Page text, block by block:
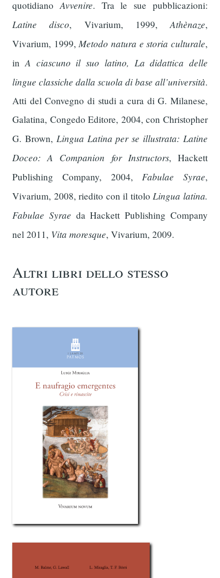
quotidiano Avvenire. Tra le sue pubblicazioni:
Latine disco, Vivarium, 1999, Athènaze,
Vivarium, 1999, Metodo natura e storia culturale,
in A ciascuno il suo latino, La didattica delle
lingue classiche dalla scuola di base all’università.
Atti del Convegno di studi a cura di G. Milanese,
Galatina, Congedo Editore, 2004, con Christopher
G. Brown, Lingua Latina per se illustrata: Latine
Doceo: A Companion for Instructors, Hackett
Publishing Company, 2004, Fabulae Syrae,
Vivarium, 2008, riedito con il titolo Lingua latina.
Fabulae Syrae da Hackett Publishing Company
nel 2011, Vita moresque, Vivarium, 2009.
Altri libri dello stesso
autore